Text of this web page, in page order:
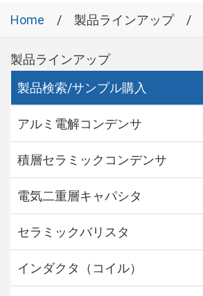
Home 製品ラインアップ
製品ラインアップ
製品検索/サンプル購入
アルミ電解コンデンサ
積層セラミックコンデンサ
電気二重層キャパシタ
セラミックバリスタ
インダクタ（コイル）